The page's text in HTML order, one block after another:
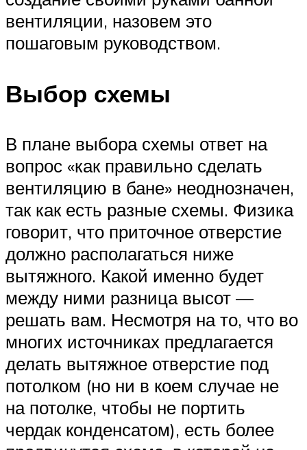
вентиляции, назовем это
пошаговым руководством.
Выбор схемы
В плане выбора схемы ответ на
вопрос «как правильно сделать
вентиляцию в бане» неоднозначен,
так как есть разные схемы. Физика
говорит, что приточное отверстие
должно располагаться ниже
вытяжного. Какой именно будет
между ними разница высот —
решать вам. Несмотря на то, что во
многих источниках предлагается
делать вытяжное отверстие под
потолком (но ни в коем случае не
на потолке, чтобы не портить
чердак конденсатом), есть более